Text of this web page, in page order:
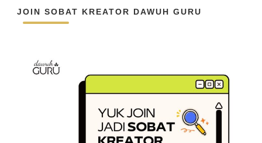
JOIN SOBAT KREATOR DAWUH GURU